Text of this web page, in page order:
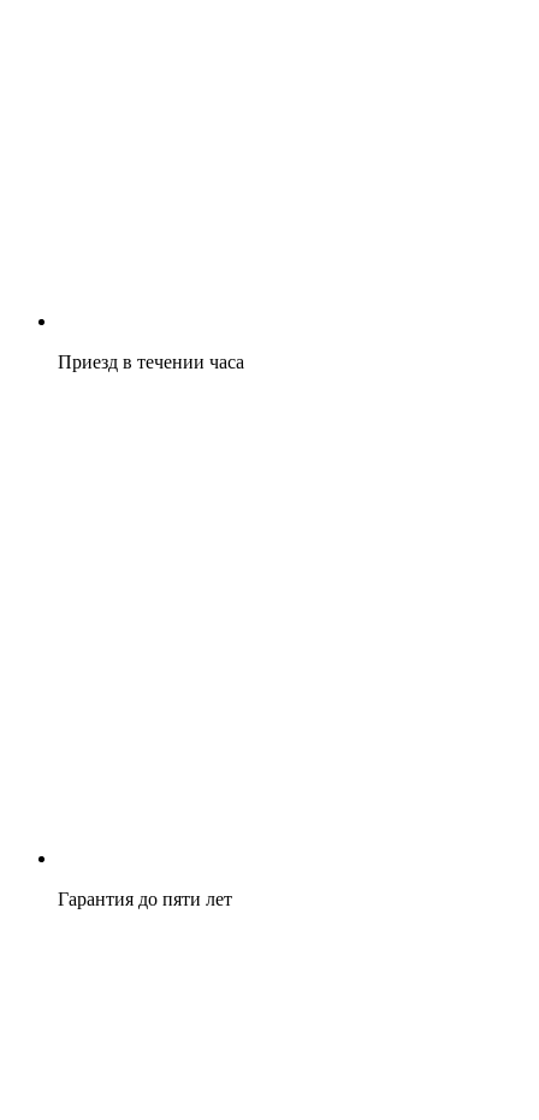
Приезд в течении часа
Гарантия до пяти лет